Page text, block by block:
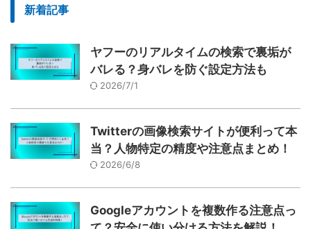
新着記事
ヤフーのリアルタイムの検索で裏垢が
バレる？身バレを防ぐ設定方法も
2026/7/1
Twitterの画像検索サイトが便利って本
当？人物特定の精度や注意点まとめ！
2026/6/8
Googleアカウントを複数作る注意点っ